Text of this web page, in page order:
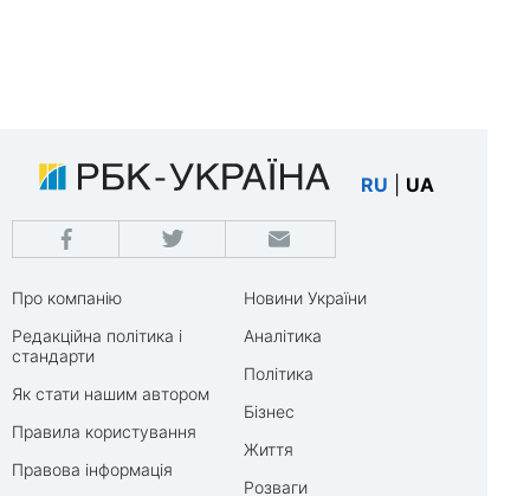
RU UA
Про компанію
Редакційна політика і
стандарти
Як стати нашим автором
Правила користування
Правова інформація
Новини України
Аналітика
Політика
Бізнес
Життя
Розваги